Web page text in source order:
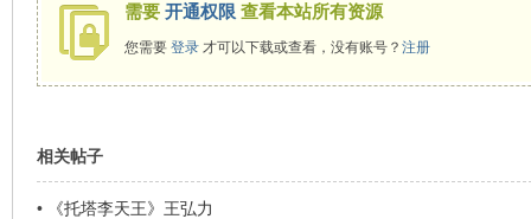
需要 开通权限 查看本站所有资源
您需要 登录才可以下载或查看，没有账号？ 注册
相关帖子
•
《托塔李天王》王弘力